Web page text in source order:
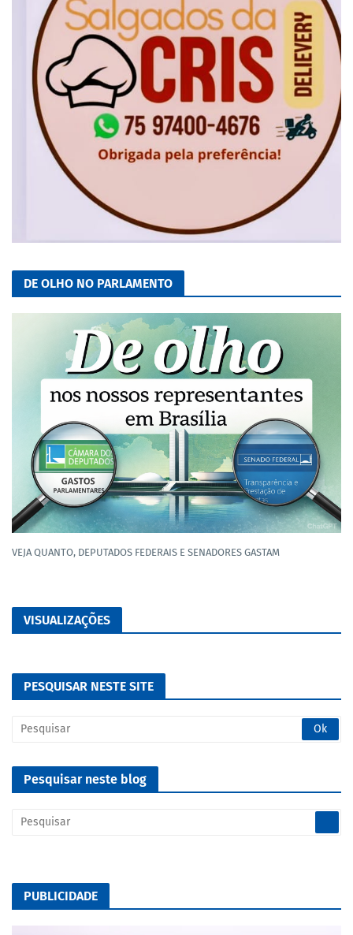
DE OLHO NO PARLAMENTO
VEJA QUANTO, DEPUTADOS FEDERAIS E SENADORES GASTAM
VISUALIZAÇÕES
PESQUISAR NESTE SITE
Pesquisar neste blog
PUBLICIDADE